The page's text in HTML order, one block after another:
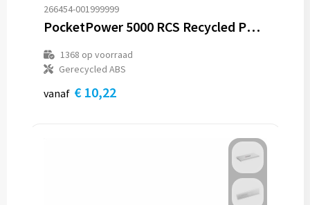
266454-001999999
PocketPower 5000 RCS Recycled Powerbank oplader
1368 op voorraad
Gerecycled ABS
vanaf € 10,22